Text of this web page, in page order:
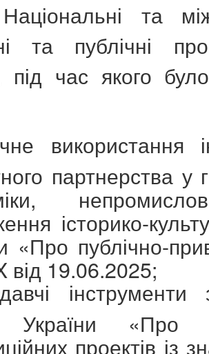
та
та публічні
під час якого
використання
партнерства у
історико-
«Про публічно-
від 19.06.2025;
інструменти
України «Про
проектів із